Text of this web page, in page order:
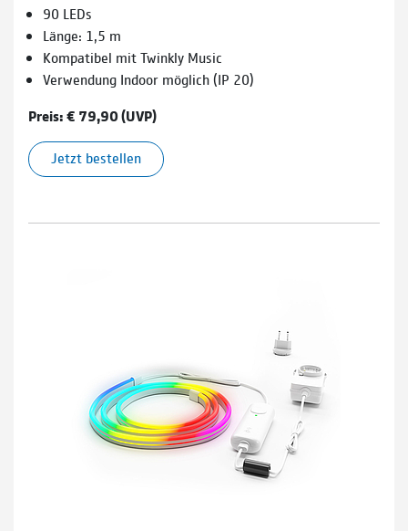
90 LEDs
Länge: 1,5 m
Kompatibel mit Twinkly Music
Verwendung Indoor möglich (IP 20)
Preis: € 79,90 (UVP)
Jetzt bestellen